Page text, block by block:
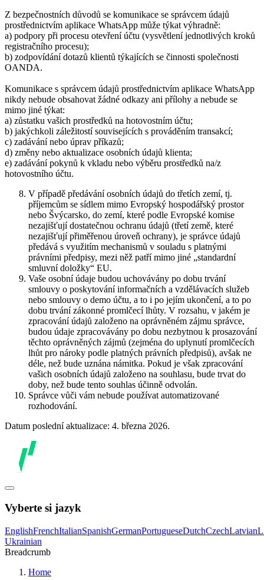
Z bezpečnostních důvodů se komunikace se správcem údajů
prostřednictvím aplikace WhatsApp může týkat výhradně:
a) podpory při procesu otevření účtu (vysvětlení jednotlivých kroků
registračního procesu);
b) zodpovídání dotazů klientů týkajících se činnosti společnosti
OANDA.
Komunikace s správcem údajů prostřednictvím aplikace WhatsApp
nikdy nebude obsahovat žádné odkazy ani přílohy a nebude se
mimo jiné týkat:
a) zůstatku vašich prostředků na hotovostním účtu;
b) jakýchkoli záležitostí souvisejících s prováděním transakcí;
c) zadávání nebo úprav příkazů;
d) změny nebo aktualizace osobních údajů klienta;
e) zadávání pokynů k vkladu nebo výběru prostředků na/z
hotovostního účtu.
V případě předávání osobních údajů do třetích zemí, tj.
příjemcům se sídlem mimo Evropský hospodářský prostor
nebo Švýcarsko, do zemí, které podle Evropské komise
nezajišťují dostatečnou ochranu údajů (třetí země, které
nezajišťují přiměřenou úroveň ochrany), je správce údajů
předává s využitím mechanismů v souladu s platnými
právními předpisy, mezi něž patří mimo jiné „standardní
smluvní doložky“ EU.
Vaše osobní údaje budou uchovávány po dobu trvání
smlouvy o poskytování informačních a vzdělávacích služeb
nebo smlouvy o demo účtu, a to i po jejím ukončení, a to po
dobu trvání zákonné promlčecí lhůty. V rozsahu, v jakém je
zpracování údajů založeno na oprávněném zájmu správce,
budou údaje zpracovávány po dobu nezbytnou k prosazování
těchto oprávněných zájmů (zejména do uplynutí promlčecích
lhůt pro nároky podle platných právních předpisů), avšak ne
déle, než bude uznána námitka. Pokud je však zpracování
vašich osobních údajů založeno na souhlasu, bude trvat do
doby, než bude tento souhlas účinně odvolán.
Správce vůči vám nebude používat automatizované
rozhodování.
Datum poslední aktualizace: 4. března 2026.
Vyberte si jazyk
EnglishFrenchItalianSpanishGermanPortugueseDutchCzechLatvian
Ukrainian
Breadcrumb
Home